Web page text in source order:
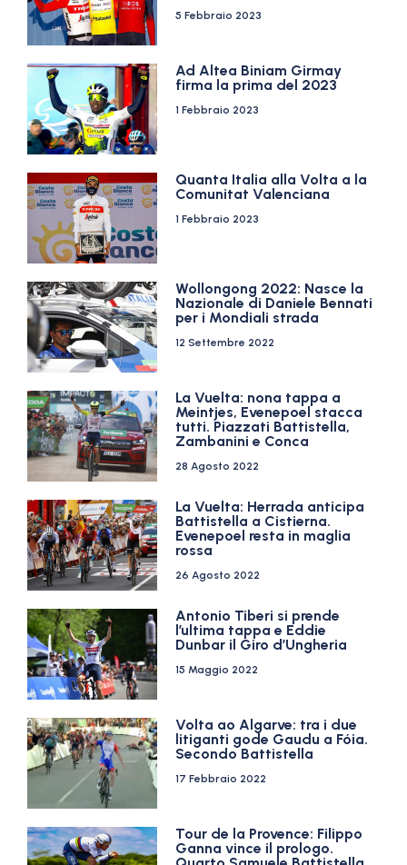
5 Febbraio 2023
Ad Altea Biniam Girmay
firma la prima del 2023
1 Febbraio 2023
Quanta Italia alla Volta a la
Comunitat Valenciana
1 Febbraio 2023
Wollongong 2022: Nasce la
Nazionale di Daniele Bennati
per i Mondiali strada
12 Settembre 2022
La Vuelta: nona tappa a
Meintjes, Evenepoel stacca
tutti. Piazzati Battistella,
Zambanini e Conca
28 Agosto 2022
La Vuelta: Herrada anticipa
Battistella a Cistierna.
Evenepoel resta in maglia
rossa
26 Agosto 2022
Antonio Tiberi si prende
l’ultima tappa e Eddie
Dunbar il Giro d’Ungheria
15 Maggio 2022
Volta ao Algarve: tra i due
litiganti gode Gaudu a Fóia.
Secondo Battistella
17 Febbraio 2022
Tour de la Provence: Filippo
Ganna vince il prologo.